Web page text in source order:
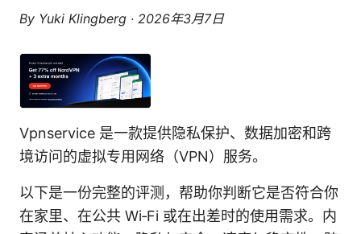
By Yuki Klingberg · 2026年3月7日
Vpnservice 是一款提供隐私保护、数据加密和跨
境访问的虚拟专用网络（VPN）服务。
以下是一份完整的评测，帮助你判断它是否符合你
在家里、在公共 Wi‑Fi 或在出差时的使用需求。内